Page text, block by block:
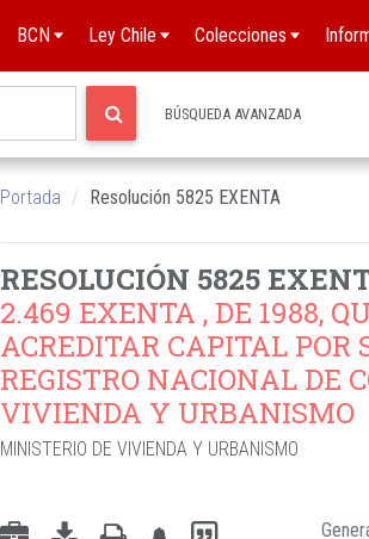
BCN Ley Chile Colecciones
BÚSQUEDA AVANZADA
Portada Resolución 5825 EXENTA
RESOLUCIÓN 5825
2.469 EXENTA , DE 1988,
ACREDITAR CAPITAL POR
REGISTRO NACIONAL DE
VIVIENDA Y URBANISMO
MINISTERIO DE VIVIENDA Y URBANISMO